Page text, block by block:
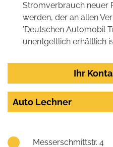
Stromverbrauch neuer
werden, der an allen
'Deutschen Automobil
unentgeltlich erhältlich
Ihr
Auto Lechner
Messerschmittstr. 4